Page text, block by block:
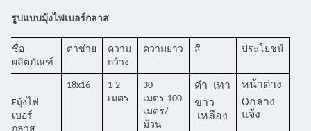
รูปแบบมุ้งไฟเบอร์กลาส
ชื่อ
ผลิตภัณฑ์
ตาข่าย
ความ
กว้าง
ความยาว สี ประโยชน์
Fมุ้งไฟ
เบอร์
18x16
1-2
เมตร
30
เมตร-100
เมตร/
ม้วน
ดำ
เทา
ขาว
เหลือง
หน้าต่าง
Oกลาง
แจ้ง